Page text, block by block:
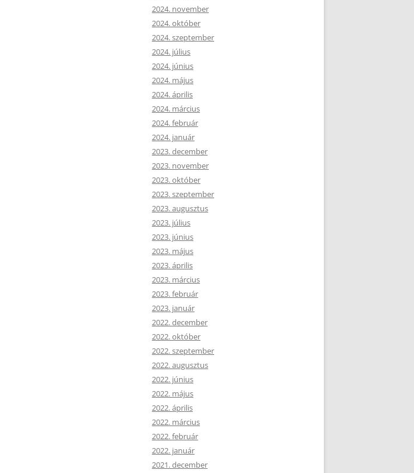
2024. november
2024. október
2024. szeptember
2024. július
2024. június
2024. május
2024. április
2024. március
2024. február
2024. január
2023. december
2023. november
2023. október
2023. szeptember
2023. augusztus
2023. július
2023. június
2023. május
2023. április
2023. március
2023. február
2023. január
2022. december
2022. október
2022. szeptember
2022. augusztus
2022. június
2022. május
2022. április
2022. március
2022. február
2022. január
2021. december